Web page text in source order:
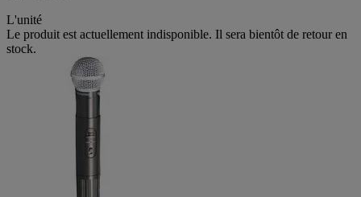
L'unité
Le produit est actuellement indisponible. Il sera bientôt de retour en
stock.